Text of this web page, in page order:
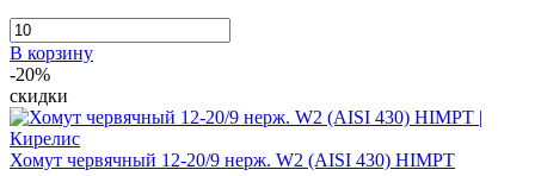
В корзину
-20%
скидки
Хомут червячный 12-20/9 нерж. W2 (AISI 430) HIMPT